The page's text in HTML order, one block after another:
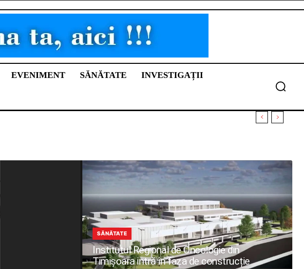
EVENIMENT SĂNĂTATE INVESTIGAȚII
SĂNĂTATE
Institutul Regional de Oncologie din
Timișoara intră în faza de construcție